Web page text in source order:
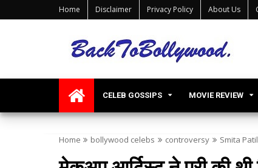
Home Disclaimer Privacy Policy About Us
CELEB GOSSIPS MOVIE REVIEW
Home bollywood celebs controversy Smita Patil